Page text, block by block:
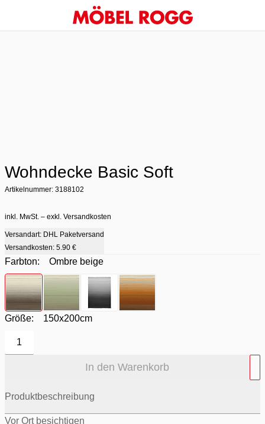
Wohndecke Basic Soft
Artikelnummer: 3188102
inkl. MwSt. – exkl. Versandkosten
Versandart: DHL Paketversand
Versandkosten: 5.90 €
Farbton:
Ombre beige
Farbton- Ombre beige
Farbton- Ombre grün
Farbton - Ombre schiefer
Farbton- Ombre terra
Größe: 150x200cm
1
In den Warenkorb
Produktbeschreibung
Vor Ort besichtigen